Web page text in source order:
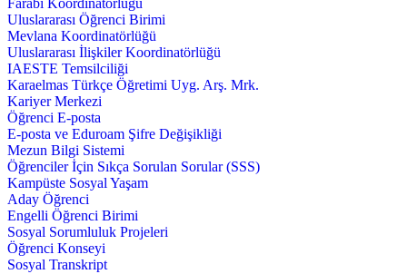
Farabi Koordinatörlüğü
Uluslararası Öğrenci Birimi
Mevlana Koordinatörlüğü
Uluslararası İlişkiler Koordinatörlüğü
IAESTE Temsilciliği
Karaelmas Türkçe Öğretimi Uyg. Arş. Mrk.
Kariyer Merkezi
Öğrenci E-posta
E-posta ve Eduroam Şifre Değişikliği
Mezun Bilgi Sistemi
Öğrenciler İçin Sıkça Sorulan Sorular (SSS)
Kampüste Sosyal Yaşam
Aday Öğrenci
Engelli Öğrenci Birimi
Sosyal Sorumluluk Projeleri
Öğrenci Konseyi
Sosyal Transkript